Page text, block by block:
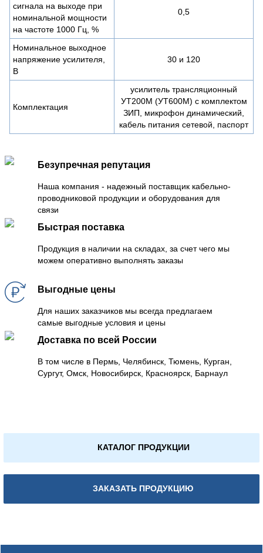
сигнала на выходе при
номинальной мощности
на частоте 1000 Гц, %
0,5
Номинальное выходное
напряжение усилителя,
В
30 и 120
Комплектация
усилитель трансляционный
УТ200М (УТ600М) с комплектом
ЗИП, микрофон динамический,
кабель питания сетевой, паспорт
Безупречная репутация
Наша компания - надежный поставщик кабельно-
проводниковой продукции и оборудования для
связи
Быстрая поставка
Продукция в наличии на складах, за счет чего мы
можем оперативно выполнять заказы
Выгодные цены
Для наших заказчиков мы всегда предлагаем
самые выгодные условия и цены
Доставка по всей России
В том числе в Пермь, Челябинск, Тюмень, Курган,
Сургут, Омск, Новосибирск, Красноярск, Барнаул
КАТАЛОГ ПРОДУКЦИИ
ЗАКАЗАТЬ ПРОДУКЦИЮ